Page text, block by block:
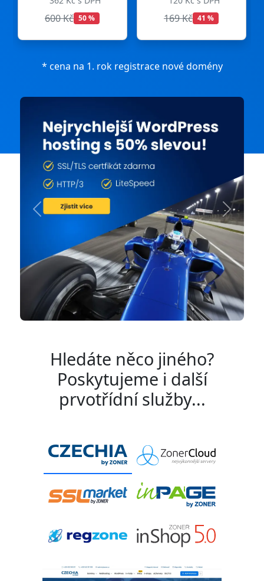
600 Kč 50 % 169 Kč 41 %
* cena na 1. rok registrace nové domény
Previous Next
Hledáte něco jiného?
Poskytujeme i další
prvotřídní služby...